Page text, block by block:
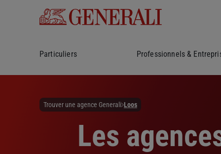
Particuliers Professionnels &
Trouver une agence Generali Loos
Les